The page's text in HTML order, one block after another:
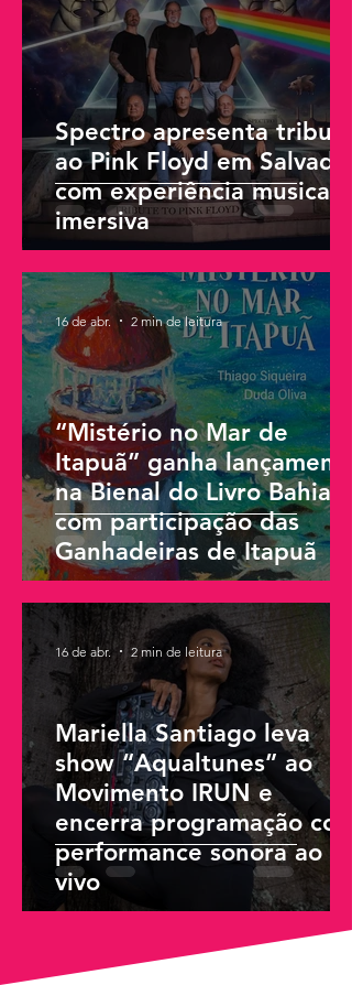
Spectro apresenta tributo
ao Pink Floyd em Salvador
com experiência musical
imersiva
“Mistério no Mar de
Itapuã” ganha lançamento
na Bienal do Livro Bahia
com participação das
Ganhadeiras de Itapuã
16 de abr. 2 min de leitura
Mariella Santiago leva
show “Aqualtunes” ao
Movimento IRUN e
encerra programação com
performance sonora ao
vivo
16 de abr. 2 min de leitura